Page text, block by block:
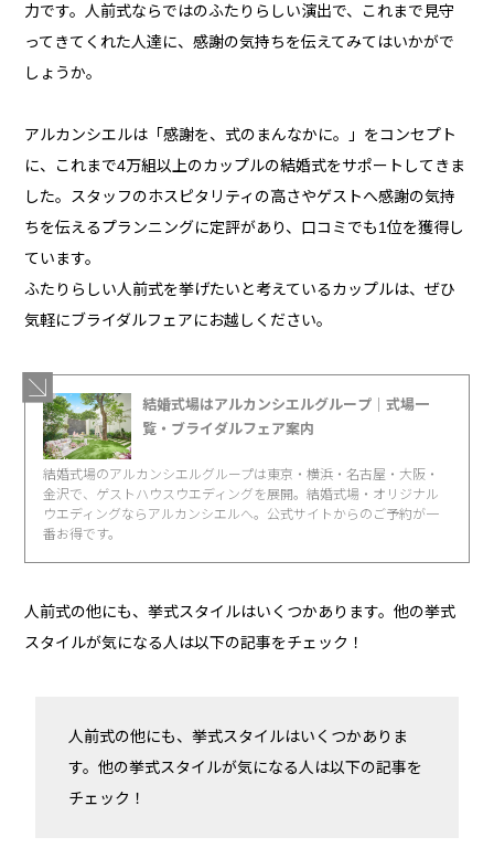
力です。人前式ならではのふたりらしい演出で、これまで見守
ってきてくれた人達に、感謝の気持ちを伝えてみてはいかがで
しょうか。
アルカンシエルは「感謝を、式のまんなかに。」をコンセプト
に、これまで4万組以上のカップルの結婚式をサポートしてきま
した。スタッフのホスピタリティの高さやゲストへ感謝の気持
ちを伝えるプランニングに定評があり、口コミでも1位を獲得し
ています。
ふたりらしい人前式を挙げたいと考えているカップルは、ぜひ
気軽にブライダルフェアにお越しください。
結婚式場はアルカンシエルグループ｜式場一
覧・ブライダルフェア案内
結婚式場のアルカンシエルグループは東京・横浜・名古屋・大阪・
金沢で、ゲストハウスウエディングを展開。結婚式場・オリジナル
ウエディングならアルカンシエルへ。公式サイトからのご予約が一
番お得です。
人前式の他にも、挙式スタイルはいくつかあります。他の挙式
スタイルが気になる人は以下の記事をチェック！
人前式の他にも、挙式スタイルはいくつかありま
す。他の挙式スタイルが気になる人は以下の記事を
チェック！